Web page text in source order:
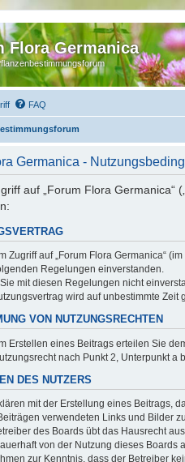
Flora Germanica
FAQ
Germanica -
auf „Forum Flora Germanica“
Zugriff auf „Forum Flora Germanica“
Regelungen einverstanden.
mit diesen Regelungen nicht
wird auf unbestimmte
VON NUTZUNGSRECHTEN
Erstellen eines Beitrags erteilen Sie
nach Punkt 2, Unterpunkt
DES NUTZERS
mit der Erstellung eines Beitrags,
verwendeten Links und Bilder
des Boards übt das Hausrecht
von der Nutzung dieses Boards
zur Kenntnis, dass der Betreiber